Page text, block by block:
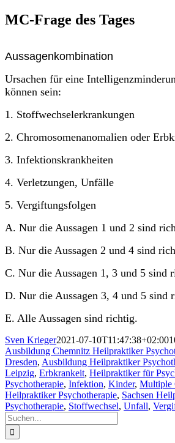
MC-Frage des Tages
Aussagenkombination
Ursachen für eine
können sein:
1. Stoffwechselerkrankungen
2. Chromosomenanomalien oder
3. Infektionskrankheiten
4. Verletzungen, Unfälle
5. Vergiftungsfolgen
A. Nur die Aussagen 1 und 2 sind
B. Nur die Aussagen 2 und 4 sind
C. Nur die Aussagen 1, 3 und 5 sind
D. Nur die Aussagen 3, 4 und 5 sind
E. Alle Aussagen sind richtig.
Sven Krieger2021-07-10T11:47:38+02:00
Ausbildung Chemnitz Heilpraktiker
Dresden, Ausbildung Heilpraktiker
Leipzig, Erbkrankeit, Heilpraktiker für
Psychotherapie, Infektion, Kinder, Multiple
Heilpraktiker Psychotherapie, Sachsen
Psychotherapie, Stoffwechsel, Unfall,
Suche
nach: